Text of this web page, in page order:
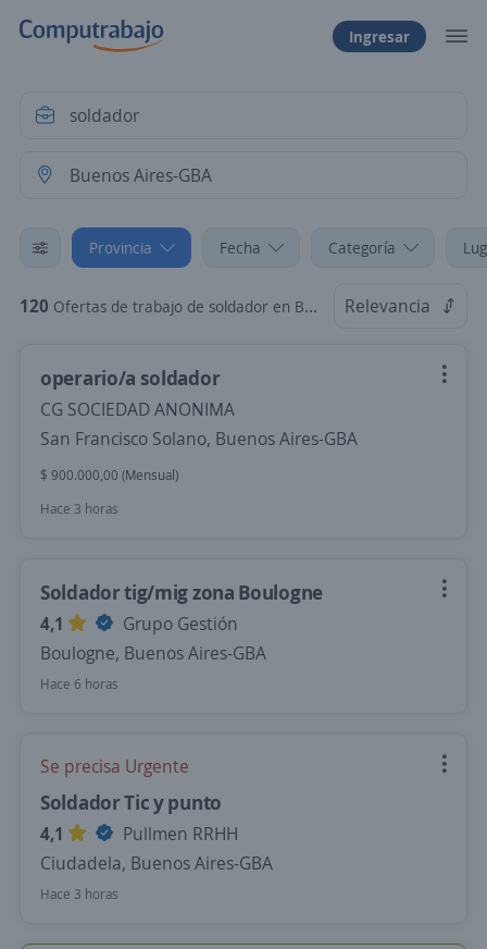
Ingresar
Provincia Fecha Categoría
120 Ofertas de trabajo de soldador en Buenos Aires-GBA Relevancia
operario/a soldador
CG SOCIEDAD ANONIMA
San Francisco Solano, Buenos Aires-GBA
$ 900.000,00 (Mensual)
Hace 3 horas
Soldador tig/mig zona Boulogne
4,1
Grupo Gestión
Boulogne, Buenos Aires-GBA
Hace 6 horas
Se precisa Urgente
Soldador Tic y punto
4,1
Pullmen RRHH
Ciudadela, Buenos Aires-GBA
Hace 3 horas